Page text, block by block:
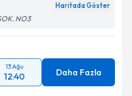
13 Ağu
12:40 Daha Fazla